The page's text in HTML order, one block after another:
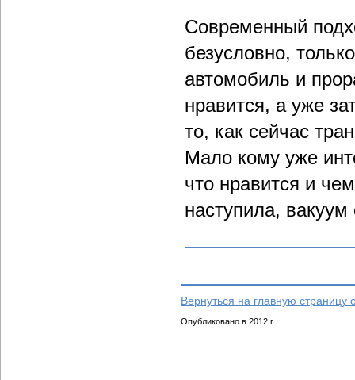
Современный
безусловно,
автомобиль и
нравится, а уже
то, как сейчас
Мало кому уже
что нравится и
наступила,
Вернуться на главную страницу
Опубликовано в 2012 г.